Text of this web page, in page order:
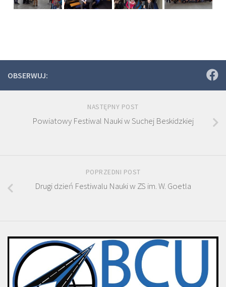
OBSERWUJ:
NASTĘPNY POST
Powiatowy Festiwal Nauki w Suchej Beskidzkiej
POPRZEDNI POST
Drugi dzień Festiwalu Nauki w ZS im. W. Goetla